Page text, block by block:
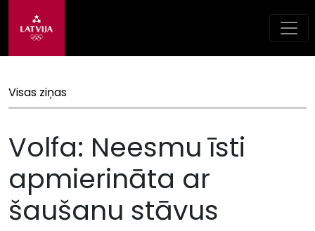
Visas ziņas
Volfa: Neesmu īsti
apmierināta ar
šaušanu stāvus